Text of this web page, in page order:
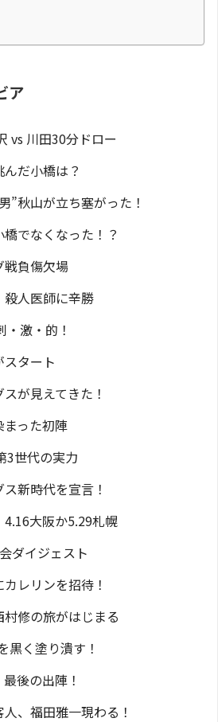
ア
vs 川田30分ドロー
だ小橋は？
”秋山が立ち塞がった！
でなくなった！？
負傷欠場
人医師に辛勝
激・的！
タート
が見えてきた！
った初陣
3世代の実力
新時代を宣言！
大阪か5.29札幌
ダイジェスト
レリンを招待！
修の旅がはじまる
黒く塗り潰す！
後の出陣！
、福田雅一現わる！